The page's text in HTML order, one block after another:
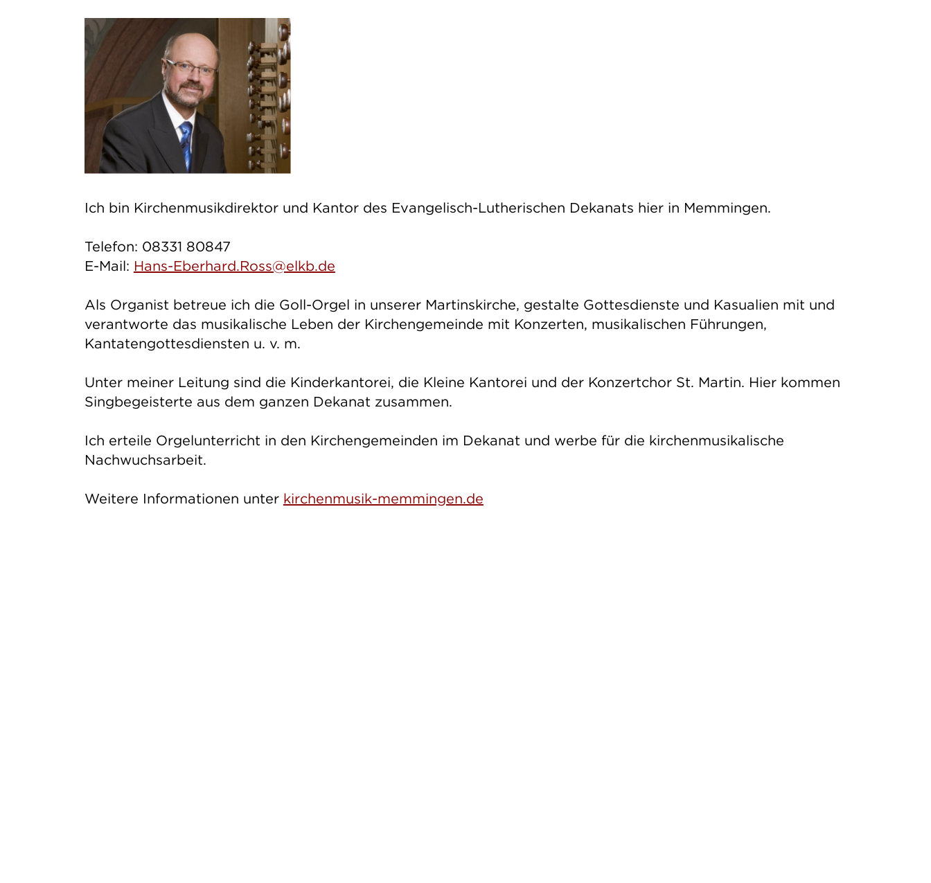
Ich bin Kirchenmusikdirektor und Kantor des Evangelisch-Lutherischen Dekanats hier in Memmingen.
Telefon: 08331 80847
E-Mail: Hans-Eberhard.Ross@elkb.de
Als Organist betreue ich die Goll-Orgel in unserer Martinskirche, gestalte Gottesdienste und Kasualien mit und
verantworte das musikalische Leben der Kirchengemeinde mit Konzerten, musikalischen Führungen,
Kantatengottesdiensten u. v. m.
Unter meiner Leitung sind die Kinderkantorei, die Kleine Kantorei und der Konzertchor St. Martin. Hier kommen
Singbegeisterte aus dem ganzen Dekanat zusammen.
Ich erteile Orgelunterricht in den Kirchengemeinden im Dekanat und werbe für die kirchenmusikalische
Nachwuchsarbeit.
Weitere Informationen unter kirchenmusik-memmingen.de